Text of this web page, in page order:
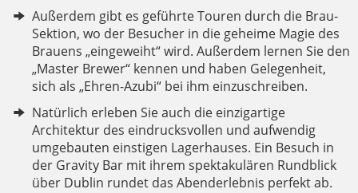
Außerdem gibt es geführte Touren durch die Brau-
Sektion, wo der Besucher in die geheime Magie des
Brauens „eingeweiht“ wird. Außerdem lernen Sie den
„Master Brewer“ kennen und haben Gelegenheit,
sich als „Ehren-Azubi“ bei ihm einzuschreiben.
Natürlich erleben Sie auch die einzigartige
Architektur des eindrucksvollen und aufwendig
umgebauten einstigen Lagerhauses. Ein Besuch in
der Gravity Bar mit ihrem spektakulären Rundblick
über Dublin rundet das Abenderlebnis perfekt ab.